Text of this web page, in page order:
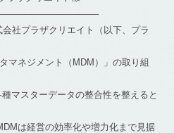
社プラザクリエイト（以下、プラ
マネジメント（MDM）」の取り組
マスターデータの整合性を整えると
は経営の効率化や増力化まで見据